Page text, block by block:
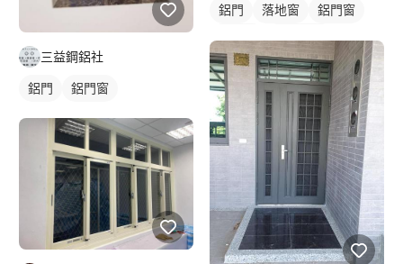
三益鋼鋁社
鋁門 鋁門窗
鋁門 落地窗
鋁門窗